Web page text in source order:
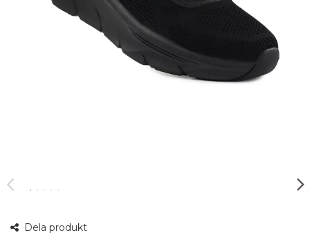
bild
Dela produkt